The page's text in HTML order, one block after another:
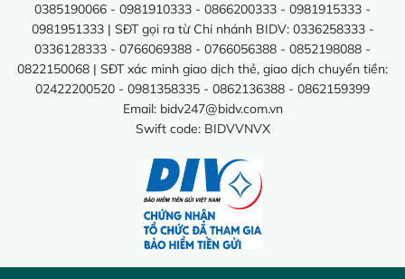
0385190066 - 0981910333 - 0866200333 - 0981915333 -
0981951333 | SĐT gọi ra từ Chi nhánh BIDV: 0336258333 -
0336128333 - 0766069388 - 0766056388 - 0852198088 -
0822150068 | SĐT xác minh giao dịch thẻ, giao dịch chuyển tiền:
02422200520 - 0981358335 - 0862136388 - 0862159399
Email: bidv247@bidv.com.vn
Swift code: BIDVVNVX